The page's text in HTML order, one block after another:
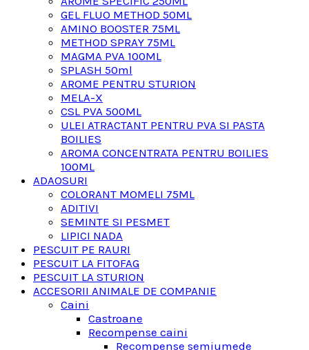
GEL FLUO METHOD 50ML
AMINO BOOSTER 75ML
METHOD SPRAY 75ML
MAGMA PVA 100ML
SPLASH 50ml
AROME PENTRU STURION
MELA-X
CSL PVA 500ML
ULEI ATRACTANT PENTRU PVA SI PASTA
BOILIES
AROMA CONCENTRATA PENTRU BOILIES
100ML
ADAOSURI
COLORANT MOMELI 75ML
ADITIVI
SEMINTE SI PESMET
LIPICI NADA
PESCUIT PE RAURI
PESCUIT LA FITOFAG
PESCUIT LA STURION
ACCESORII ANIMALE DE COMPANIE
Caini
Castroane
Recompense caini
Recompense semiumede